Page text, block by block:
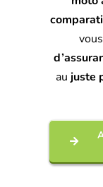
au juste